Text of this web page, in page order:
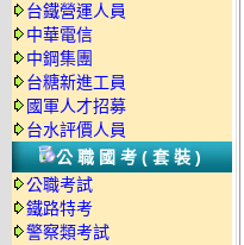
台鐵營運人員
中華電信
中鋼集團
台糖新進工員
國軍人才招募
台水評價人員
公職國考(套裝)
公職考試
鐵路特考
警察類考試